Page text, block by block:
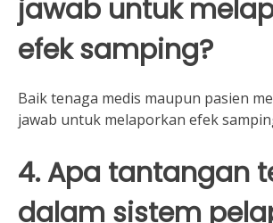
jawab untuk
efek samping?
Baik tenaga medis maupun pasien
jawab untuk melaporkan efek
4. Apa tantangan
dalam sistem